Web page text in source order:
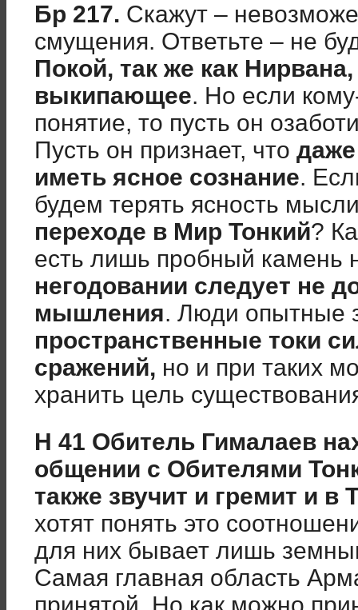
Бр 217. Скажут –
смущения. Ответьте – не
Покой, так же как
выкипающее. Но если
понятие, то пусть он
Пусть он признает, что
иметь ясное сознание.
будем терять ясность
переходе в Мир Тонкий?
есть лишь пробный камень
негодовании следует не
мышления. Люди опытные
пространственные токи
сражений, но и при таких
хранить цель
Н 41 Обитель Гималаев
общении с Обителями
также звучит и гремит и в
хотят понять это
для них бывает лишь
Самая главная область